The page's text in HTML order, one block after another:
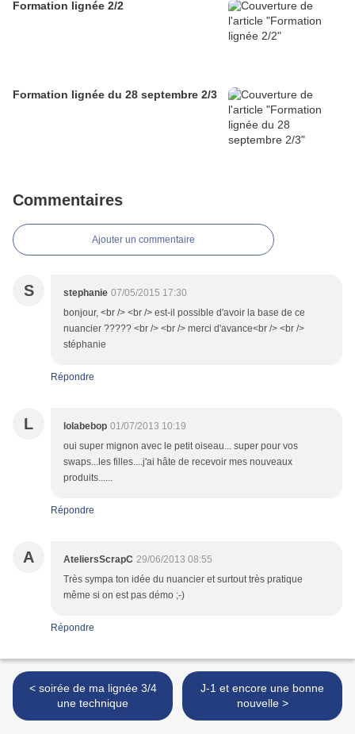
Formation lignée 2/2
Formation lignée du 28 septembre 2/3
Commentaires
Ajouter un commentaire
S stephanie 07/05/2015 17:30
bonjour, <br /> <br /> est-il possible d'avoir la base de ce
nuancier ????? <br /> <br /> merci d'avance<br /> <br />
stéphanie
Répondre
L lolabebop 01/07/2013 10:19
oui super mignon avec le petit oiseau... super pour vos
swaps...les filles....j'ai hâte de recevoir mes nouveaux
produits......
Répondre
A AteliersScrapC 29/06/2013 08:55
Très sympa ton idée du nuancier et surtout très pratique
même si on est pas démo ;-)
Répondre
< soirée de ma lignée 3/4
une technique
J-1 et encore une bonne
nouvelle >